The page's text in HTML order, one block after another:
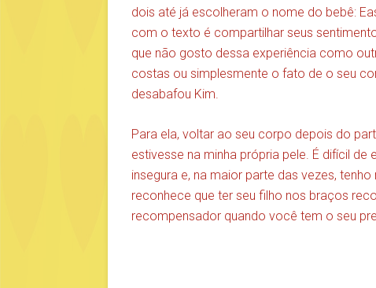
dois até já escolheram o nome do bebê:
com o texto é compartilhar seus
que não gosto dessa experiência como
costas ou simplesmente o fato de o seu
desabafou Kim.
Para ela, voltar ao seu corpo depois do
estivesse na minha própria pele. É difícil
insegura e, na maior parte das vezes,
reconhece que ter seu filho nos braços
recompensador quando você tem o seu